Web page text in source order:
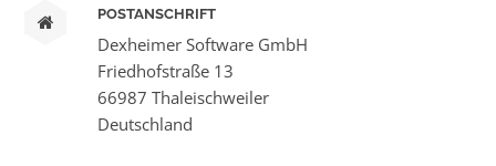
POSTANSCHRIFT
Dexheimer Software GmbH
Friedhofstraße 13
66987 Thaleischweiler
Deutschland